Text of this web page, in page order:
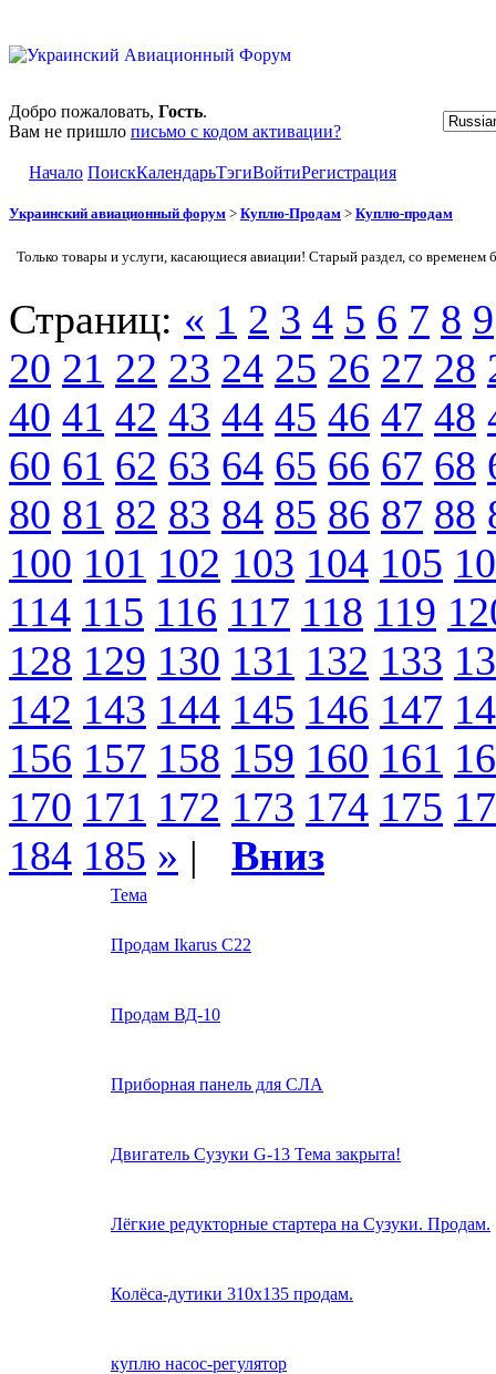
Добро пожаловать, Гость.
Вам не пришло письмо с кодом активации?
Начало ПоискКалендарьТэгиВойтиРегистрация
Украинский авиационный форум > Куплю-Продам > Куплю-продам
Только товары и услуги, касающиеся авиации! Старый раздел, со временем
Страниц: « 1 2 3 4 5 6 7 8 9
20 21 22 23 24 25 26 27 28
40 41 42 43 44 45 46 47 48
60 61 62 63 64 65 66 67 68
80 81 82 83 84 85 86 87 88
100 101 102 103 104 105
114 115 116 117 118 119
128 129 130 131 132 133
142 143 144 145 146 147
156 157 158 159 160 161
170 171 172 173 174 175
184 185 » | Вниз
Тема
Продам Ikarus C22
Продам ВД-10
Приборная панель для СЛА
Двигатель Сузуки G-13 Тема закрыта!
Лёгкие редукторные стартера на Сузуки. Продам.
Колёса-дутики 310х135 продам.
куплю насос-регулятор